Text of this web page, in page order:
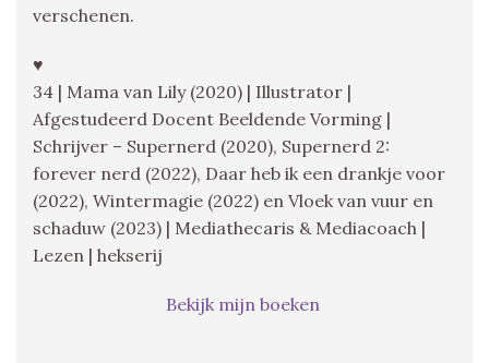
verschenen.
♥
34 | Mama van Lily (2020) | Illustrator |
Afgestudeerd Docent Beeldende Vorming |
Schrijver – Supernerd (2020), Supernerd 2:
forever nerd (2022), Daar heb ik een drankje voor
(2022), Wintermagie (2022) en Vloek van vuur en
schaduw (2023) | Mediathecaris & Mediacoach |
Lezen | hekserij
Bekijk mijn boeken